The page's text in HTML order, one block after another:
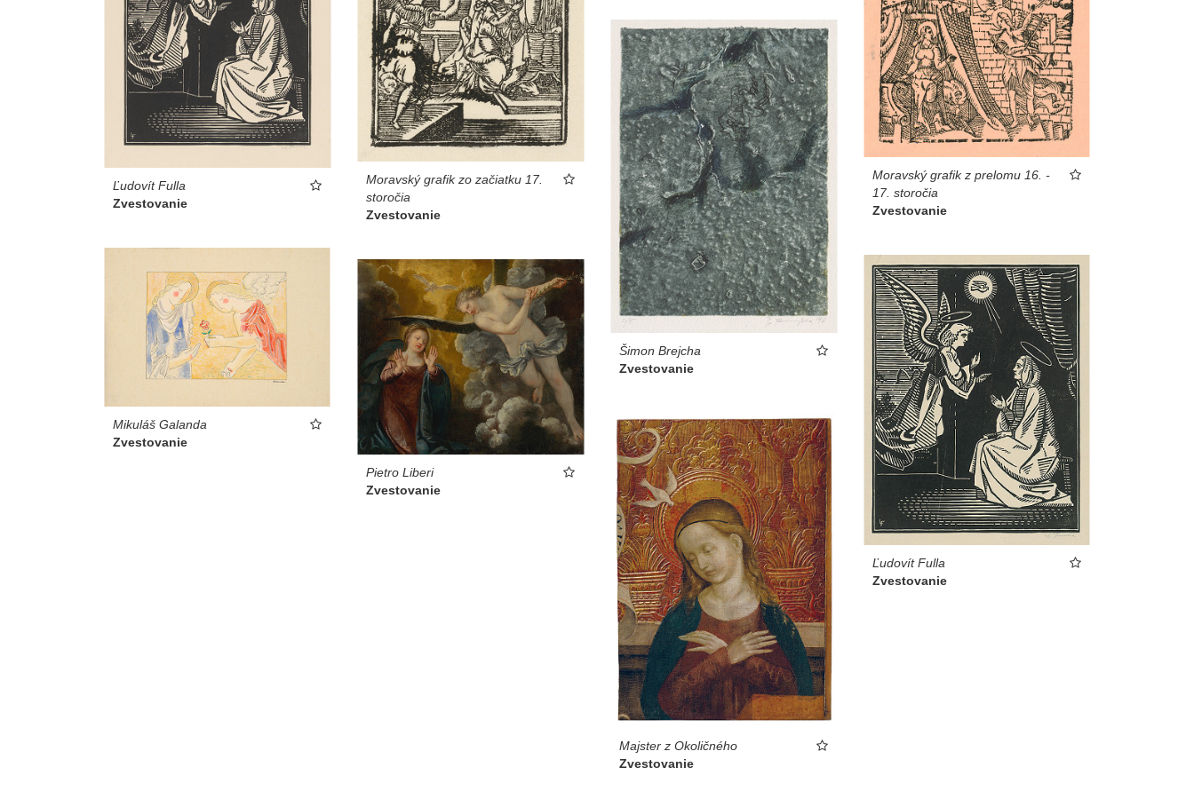
Ľudovít Fulla
Zvestovanie
Moravský grafik zo začiatku 17.
storočia
Zvestovanie
Moravský grafik z prelomu 16. -
17. storočia
Zvestovanie
Šimon Brejcha
Zvestovanie
Mikuláš Galanda
Zvestovanie
Ľudovít Fulla
Zvestovanie
Pietro Liberi
Zvestovanie
Majster z Okoličného
Zvestovanie